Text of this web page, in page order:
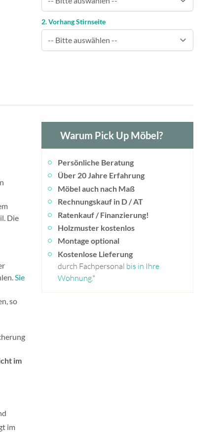
2. Vorhang Stirnseite
Die
Sie
so
im
im
Warum Pick Up Möbel?
Persönliche Beratung
Über 20 Jahre Erfahrung
Möbel auch nach Maß
Rechnungskauf in D / AT
Ratenkauf / Finanzierung!
Holzmuster kostenlos
Montage optional
Kostenlose Lieferung
durch Fachpersonal bis in Ihre
Wohnung.*